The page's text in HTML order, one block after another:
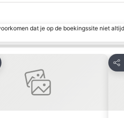
dat je op de boekingssite niet
aan favorieten